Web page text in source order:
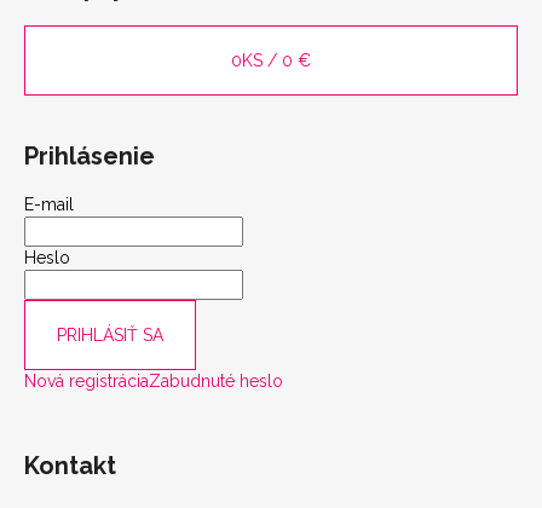
0KS / 0 €
Prihlásenie
E-mail
Heslo
PRIHLÁSIŤ SA
Nová registráciaZabudnuté heslo
Kontakt